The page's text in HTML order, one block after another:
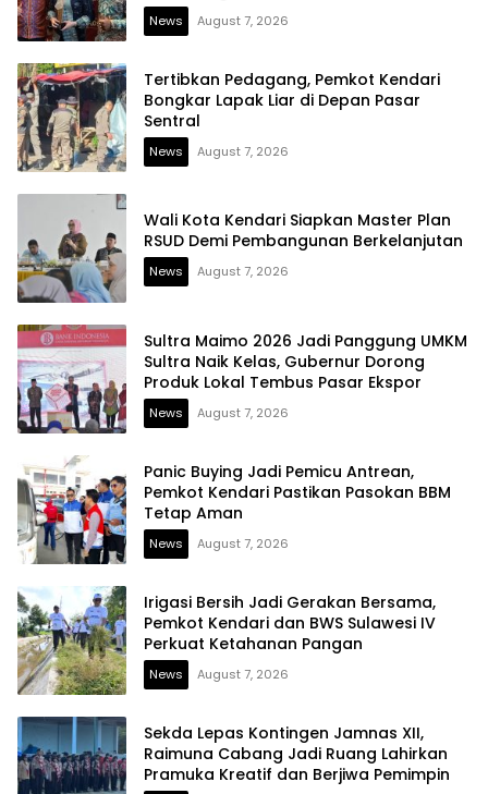
News August 7, 2026
Tertibkan Pedagang, Pemkot Kendari
Bongkar Lapak Liar di Depan Pasar
Sentral
News August 7, 2026
Wali Kota Kendari Siapkan Master Plan
RSUD Demi Pembangunan Berkelanjutan
News August 7, 2026
Sultra Maimo 2026 Jadi Panggung UMKM
Sultra Naik Kelas, Gubernur Dorong
Produk Lokal Tembus Pasar Ekspor
News August 7, 2026
Panic Buying Jadi Pemicu Antrean,
Pemkot Kendari Pastikan Pasokan BBM
Tetap Aman
News August 7, 2026
Irigasi Bersih Jadi Gerakan Bersama,
Pemkot Kendari dan BWS Sulawesi IV
Perkuat Ketahanan Pangan
News August 7, 2026
Sekda Lepas Kontingen Jamnas XII,
Raimuna Cabang Jadi Ruang Lahirkan
Pramuka Kreatif dan Berjiwa Pemimpin